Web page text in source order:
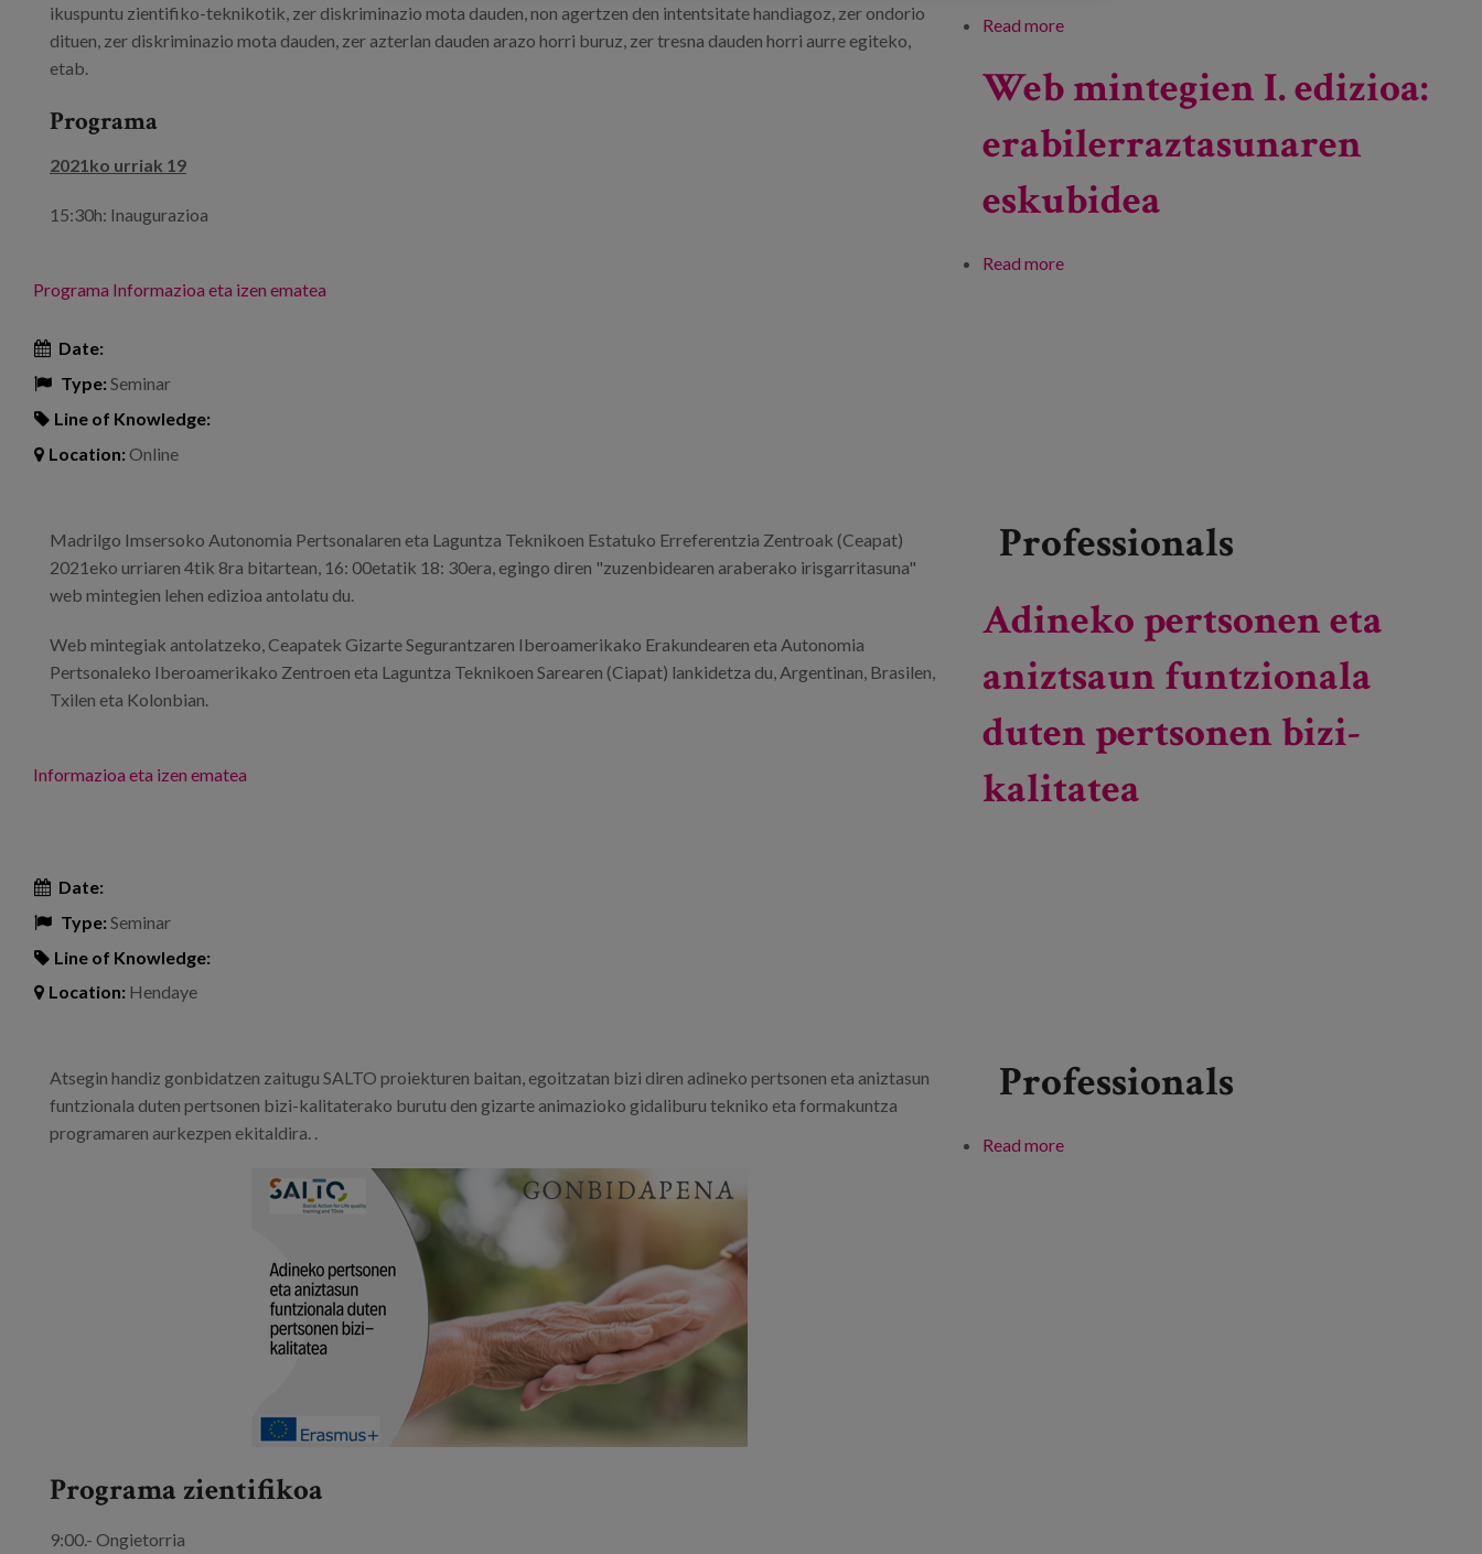
ikuspuntu zientifiko-teknikotik, zer diskriminazio mota dauden, non agertzen den intentsitate handiagoz, zer ondorio
dituen, zer diskriminazio mota dauden, zer azterlan dauden arazo horri buruz, zer tresna dauden horri aurre egiteko,
etab.
Programa
2021ko urriak 19
15:30h: Inaugurazioa
Programa Informazioa eta izen ematea
Read more
Web mintegien I. edizioa:
erabilerraztasunaren
eskubidea
Date:
Type:Seminar
Line of Knowledge:
Location:Online
Madrilgo Imsersoko Autonomia Pertsonalaren eta Laguntza Teknikoen Estatuko Erreferentzia Zentroak (Ceapat)
2021eko urriaren 4tik 8ra bitartean, 16: 00etatik 18: 30era, egingo diren "zuzenbidearen araberako irisgarritasuna"
web mintegien lehen edizioa antolatu du.
Web mintegiak antolatzeko, Ceapatek Gizarte Segurantzaren Iberoamerikako Erakundearen eta Autonomia
Pertsonaleko Iberoamerikako Zentroen eta Laguntza Teknikoen Sarearen (Ciapat) lankidetza du, Argentinan, Brasilen,
Txilen eta Kolonbian.
Informazioa eta izen ematea
Professionals
Read more
Adineko pertsonen eta
aniztsaun funtzionala
duten pertsonen bizi-
kalitatea
Date:
Type: Seminar
Line of Knowledge:
Location: Hendaye
Atsegin handiz gonbidatzen zaitugu SALTO proiekturen baitan, egoitzatan bizi diren adineko pertsonen eta aniztasun
funtzionala duten pertsonen bizi-kalitaterako burutu den gizarte animazioko gidaliburu tekniko eta formakuntza
programaren aurkezpen ekitaldira. .
Programa zientifikoa
9:00.- Ongietorria
Professionals
Read more